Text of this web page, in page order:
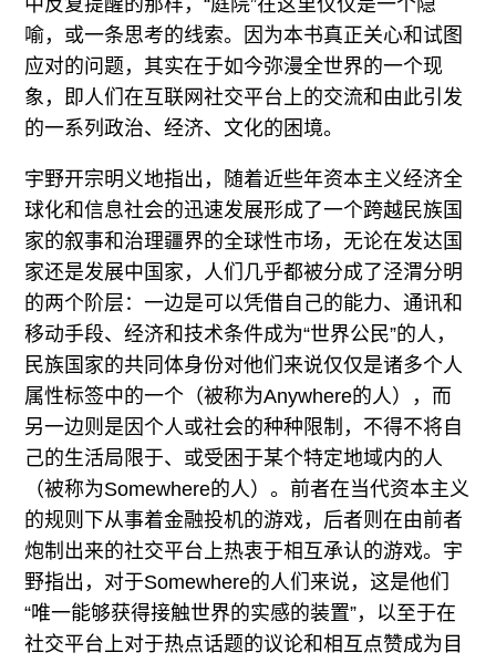
中反复提醒的那样，“庭院”在这里仅仅是一个隐
喻，或一条思考的线索。因为本书真正关心和试图
应对的问题，其实在于如今弥漫全世界的一个现
象，即人们在互联网社交平台上的交流和由此引发
的一系列政治、经济、文化的困境。
宇野开宗明义地指出，随着近些年资本主义经济全
球化和信息社会的迅速发展形成了一个跨越民族国
家的叙事和治理疆界的全球性市场，无论在发达国
家还是发展中国家，人们几乎都被分成了泾渭分明
的两个阶层：一边是可以凭借自己的能力、通讯和
移动手段、经济和技术条件成为“世界公民”的人，
民族国家的共同体身份对他们来说仅仅是诸多个人
属性标签中的一个（被称为Anywhere的人），而
另一边则是因个人或社会的种种限制，不得不将自
己的生活局限于、或受困于某个特定地域内的人
（被称为Somewhere的人）。前者在当代资本主义
的规则下从事着金融投机的游戏，后者则在由前者
炮制出来的社交平台上热衷于相互承认的游戏。宇
野指出，对于Somewhere的人们来说，这是他们
“唯一能够获得接触世界的实感的装置”，以至于在
社交平台上对于热点话题的议论和相互点赞成为目